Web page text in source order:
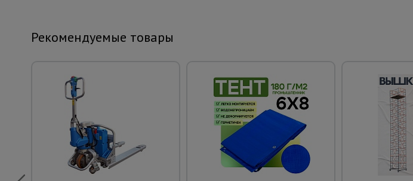
Рекомендуемые товары